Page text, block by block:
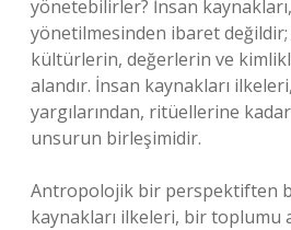
yönetebilirler? İnsan
yönetilmesinden ibaret değildir;
kültürlerin, değerlerin ve
alandır. İnsan kaynakları
yargılarından, ritüellerine
unsurun birleşimidir.
Antropolojik bir perspektiften
kaynakları ilkeleri, bir toplumu